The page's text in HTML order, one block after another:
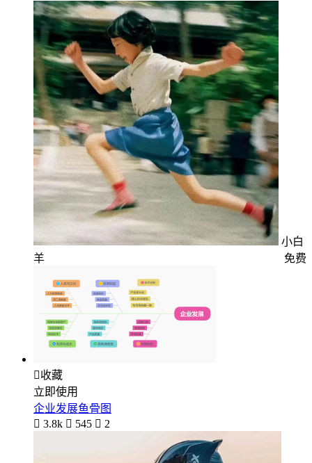
小白
羊
免费
收藏
立即使用
企业发展鱼骨图
 3.8k  545  2